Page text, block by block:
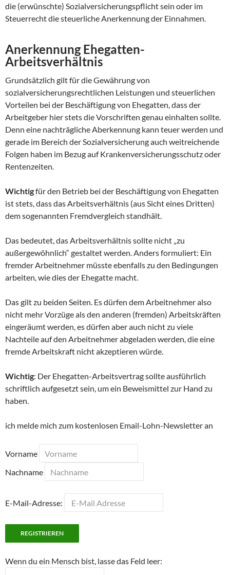
die (erwünschte) Sozialversicherungspflicht sein oder im
Steuerrecht die steuerliche Anerkennung der Einnahmen.
Anerkennung Ehegatten-
Arbeitsverhältnis
Grundsätzlich gilt für die Gewährung von
sozialversicherungsrechtlichen Leistungen und steuerlichen
Vorteilen bei der Beschäftigung von Ehegatten, dass der
Arbeitgeber hier stets die Vorschriften genau einhalten sollte.
Denn eine nachträgliche Aberkennung kann teuer werden und
gerade im Bereich der Sozialversicherung auch weitreichende
Folgen haben im Bezug auf Krankenversicherungsschutz oder
Rentenzeiten.
Wichtigfür den Betrieb bei der Beschäftigung von Ehegatten
ist stets, dass das Arbeitsverhältnis (aus Sicht eines Dritten)
dem sogenannten Fremdvergleich standhält.
Das bedeutet, das Arbeitsverhältnis sollte nicht „zu
außergewöhnlich“ gestaltet werden. Anders formuliert: Ein
fremder Arbeitnehmer müsste ebenfalls zu den Bedingungen
arbeiten, wie dies der Ehegatte macht.
Das gilt zu beiden Seiten. Es dürfen dem Arbeitnehmer also
nicht mehr Vorzüge als den anderen (fremden) Arbeitskräften
eingeräumt werden, es dürfen aber auch nicht zu viele
Nachteile auf den Arbeitnehmer abgeladen werden, die eine
fremde Arbeitskraft nicht akzeptieren würde.
Wichtig: Der Ehegatten-Arbeitsvertrag sollte ausführlich
schriftlich aufgesetzt sein, um ein Beweismittel zur Hand zu
haben.
ich melde mich zum kostenlosen Email-Lohn-Newsletter an
Vorname
Nachname
E-Mail-Adresse:
Wenn du ein Mensch bist, lasse das Feld leer: